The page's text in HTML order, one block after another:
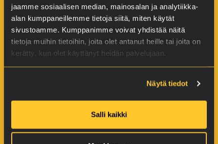
jaamme sosiaalisen median, mainosalan ja analytiikka-
alan kumppaneillemme tietoja siitä, miten käytät
sivustoamme. Kumppanimme voivat yhdistää näitä
tietoja muihin tietoihin, joita olet antanut heille tai joita on
kerätty, kun olet käyttänyt heidän palvelujaan.
Näytä tiedot
Salli kaikki
Autoille